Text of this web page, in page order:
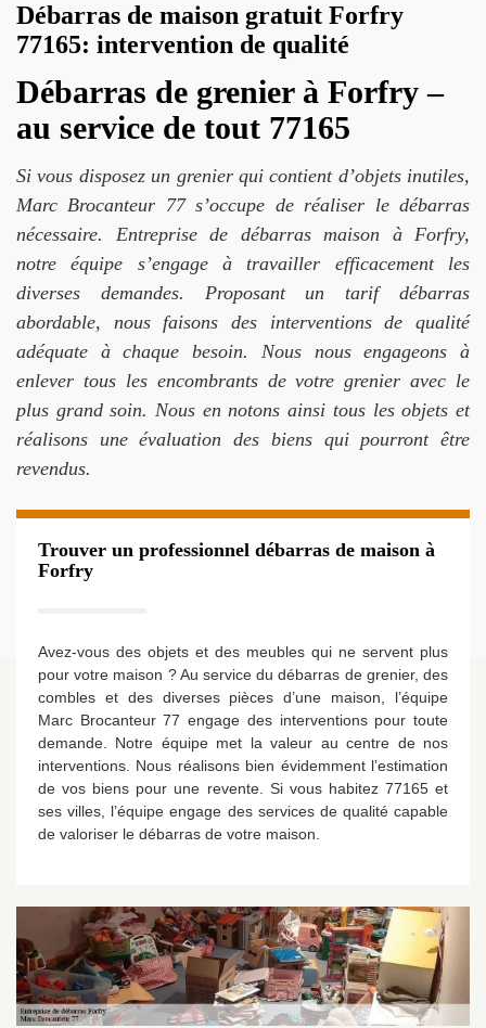
Débarras de maison gratuit Forfry
77165: intervention de qualité
Débarras de grenier à Forfry –
au service de tout 77165
Si vous disposez un grenier qui contient d’objets inutiles,
Marc Brocanteur 77 s’occupe de réaliser le débarras
nécessaire. Entreprise de débarras maison à Forfry,
notre équipe s’engage à travailler efficacement les
diverses demandes. Proposant un tarif débarras
abordable, nous faisons des interventions de qualité
adéquate à chaque besoin. Nous nous engageons à
enlever tous les encombrants de votre grenier avec le
plus grand soin. Nous en notons ainsi tous les objets et
réalisons une évaluation des biens qui pourront être
revendus.
Trouver un professionnel débarras de maison à
Forfry
Avez-vous des objets et des meubles qui ne servent plus
pour votre maison ? Au service du débarras de grenier, des
combles et des diverses pièces d’une maison, l’équipe
Marc Brocanteur 77 engage des interventions pour toute
demande. Notre équipe met la valeur au centre de nos
interventions. Nous réalisons bien évidemment l’estimation
de vos biens pour une revente. Si vous habitez 77165 et
ses villes, l’équipe engage des services de qualité capable
de valoriser le débarras de votre maison.